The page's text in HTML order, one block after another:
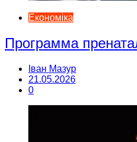
Економіка
Программа
Іван Мазур
21.05.2026
0